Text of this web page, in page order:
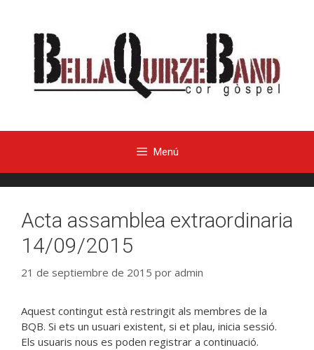
Menú
Acta assamblea extraordinaria
14/09/2015
21 de septiembre de 2015 por admin
Aquest contingut està restringit als membres de la
BQB. Si ets un usuari existent, si et plau, inicia sessió.
Els usuaris nous es poden registrar a continuació.